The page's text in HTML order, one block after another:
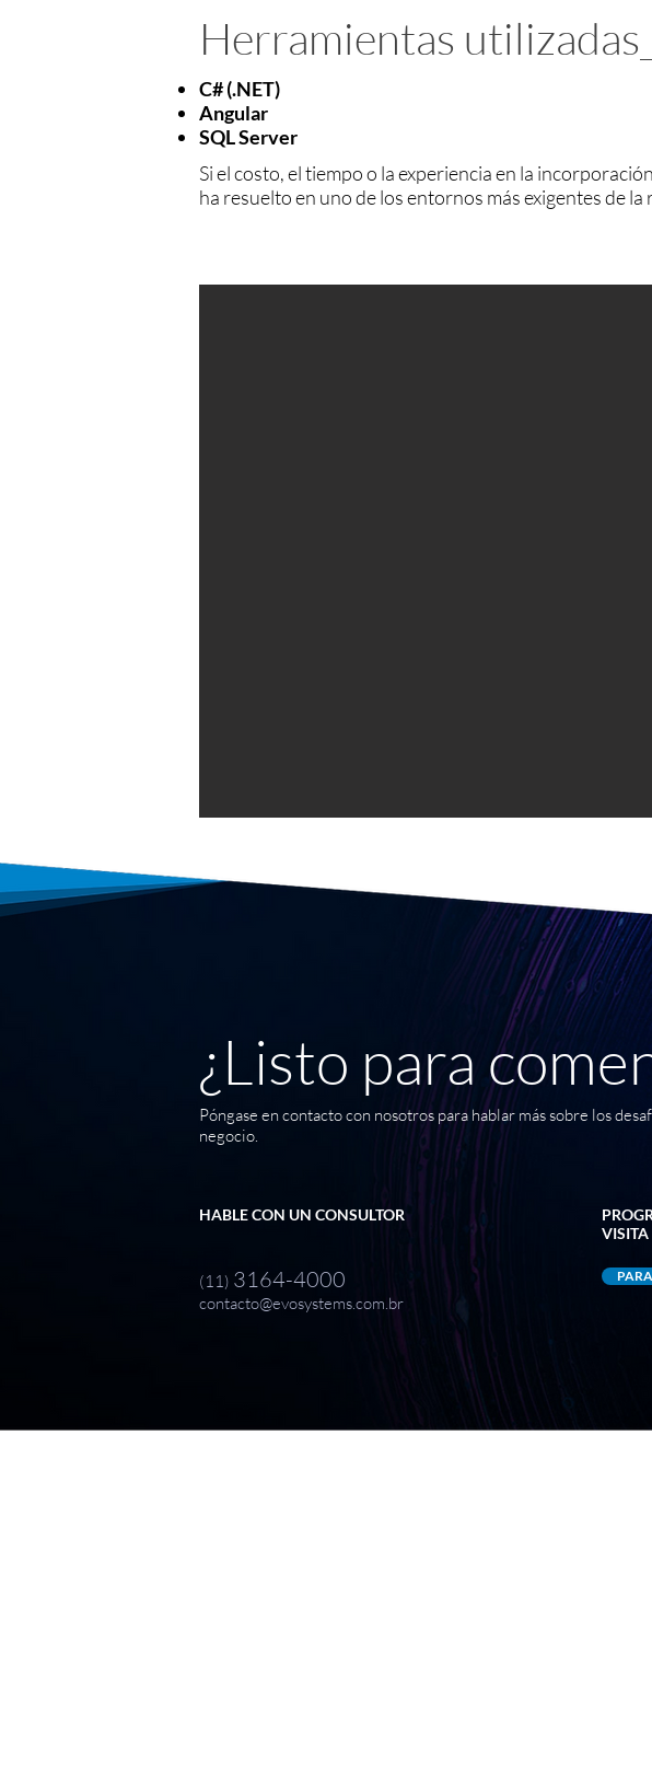
Herramientas utilizadas_
C# (.NET)
Angular
SQL Server
Si el costo, el tiempo o la experiencia en la
ha resuelto en uno de los entornos más exigentes de la
¿Listo para
Póngase en contacto con nosotros para hablar más sobre los
negocio.
HABLE CON UN CONSULTOR
(11) 3164-4000
contacto@evosystems.com.br
VISITA